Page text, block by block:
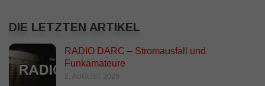
DIE LETZTEN ARTIKEL
RADIO DARC – Stromausfall und
Funkamateure
2. AUGUST 2026